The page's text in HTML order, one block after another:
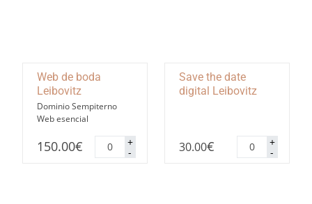
Web de boda
Leibovitz
Dominio Sempiterno
Web esencial
150.00€ -
Web
boda
+
Save the date
digital Leibovitz
30.00€ -
Save
the
date
+